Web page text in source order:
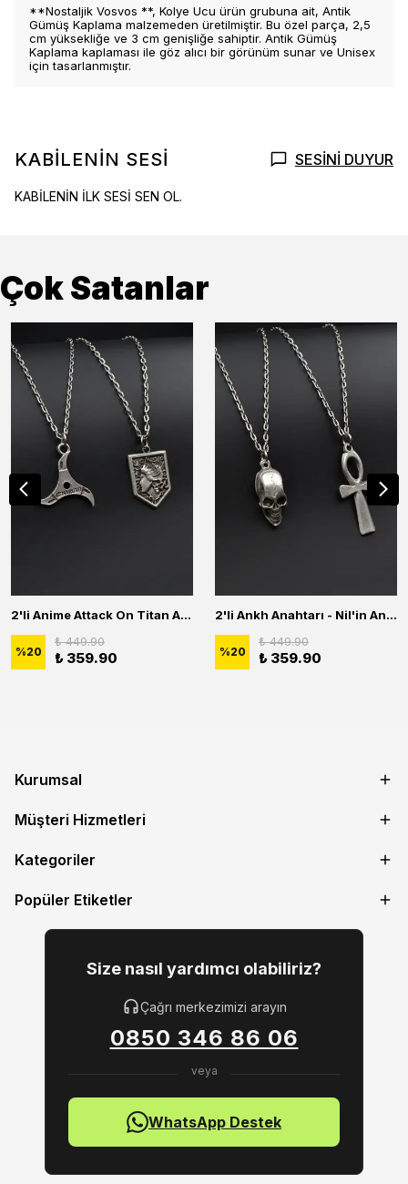
**Nostaljik Vosvos **, Kolye Ucu ürün grubuna ait, Antik
Gümüş Kaplama malzemeden üretilmiştir. Bu özel parça, 2,5
cm yüksekliğe ve 3 cm genişliğe sahiptir. Antik Gümüş
Kaplama kaplaması ile göz alıcı bir görünüm sunar ve Unisex
için tasarlanmıştır.
KABİLENİN SESİ SESİNİ DUYUR
KABİLENİN İLK SESİ SEN OL.
Çok Satanlar
2'li Anime Attack On Titan Acrylic Maria Anime Naruto Erkek Kadın Kolye Seti
%20
₺ 449.90
₺ 359.90
2'li Ankh Anahtarı - Nil'in Anahtarı - Kuru Kafa Erkek Kadın Kolye Seti
%20
₺ 449.90
₺ 359.90
Kurumsal
Müşteri Hizmetleri
Kategoriler
Popüler Etiketler
Size nasıl yardımcı olabiliriz?
Çağrı merkezimizi arayın
0850 346 86 06
WhatsApp Destek